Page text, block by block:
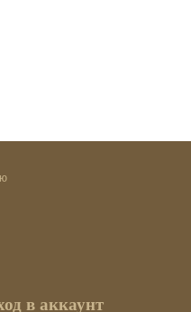
в аккаунт